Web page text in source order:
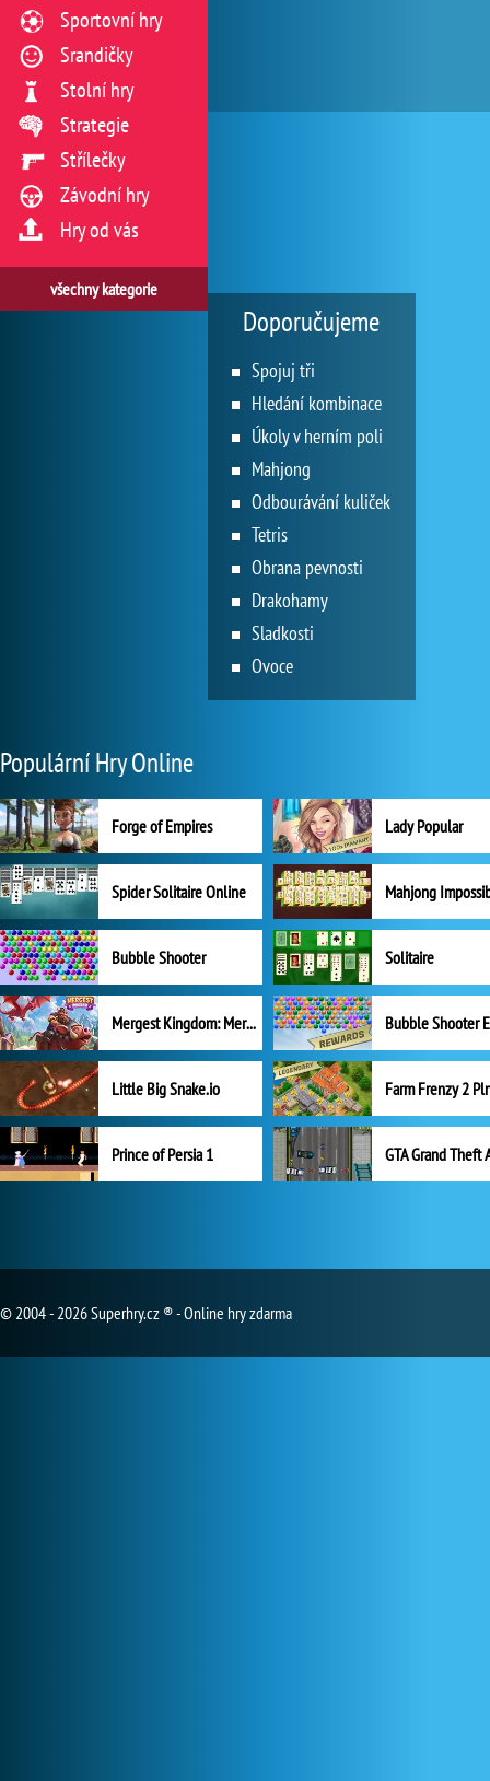
Sportovní hry
Srandičky
Stolní hry
Strategie
Střílečky
Závodní hry
Hry od vás
všechny kategorie
Doporučujeme
Spojuj tři
Hledání kombinace
Úkoly v herním poli
Mahjong
Odbourávání kuliček
Tetris
Obrana pevnosti
Drakohamy
Sladkosti
Ovoce
Populární Hry Online
Forge of Empires Lady Popular
Spider Solitaire Online Mahjong
Bubble Shooter Solitaire
Mergest Kingdom: Merge Puzzle
Little Big Snake.io
Prince of Persia 1 GTA Grand Theft
© 2004 - 2026 Superhry.cz ® - Online hry zdarma